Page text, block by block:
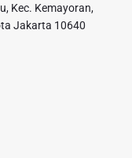
Kec. Kemayoran,
Jakarta 10640